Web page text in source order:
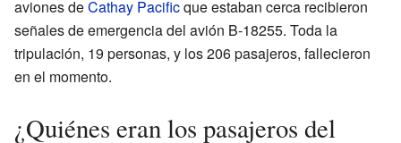
aviones deCathay Pacificque estaban cerca recibieron
señales de emergencia del avión B-18255. Toda la
tripulación, 19 personas, y los 206 pasajeros, fallecieron
en el momento.
¿Quiénes eran los pasajeros del